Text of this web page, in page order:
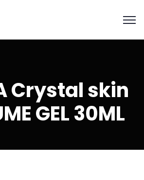
Crystal skin
GEL 30ML